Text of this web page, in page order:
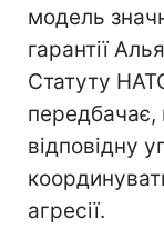
модель
гарантії
Статуту
передбачає,
відповідну
агресії.